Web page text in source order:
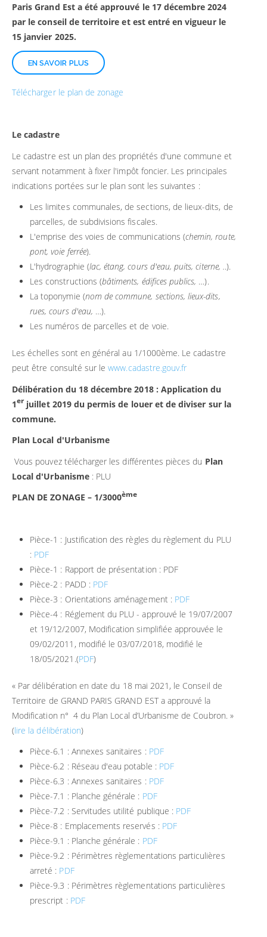
Paris Grand Est a été approuvé le 17 décembre 2024
par le conseil de territoire et est entré en vigueur le
15 janvier 2025.
EN SAVOIR PLUS
Télécharger le plan de zonage
Le cadastre
Le cadastre est un plan des propriétés d'une commune et
servant notamment à fixer l'impôt foncier. Les principales
indications portées sur le plan sont les suivantes :
Les limites communales, de sections, de lieux-dits, de
parcelles, de subdivisions fiscales.
L'emprise des voies de communications (chemin, route,
pont, voie ferrée).
L'hydrographie (lac, étang, cours d'eau, puits, citerne, ..).
Les constructions (bâtiments, édifices publics, …).
La toponymie (nom de commune, sections, lieux-dits,
rues, cours d'eau, …).
Les numéros de parcelles et de voie.
Les échelles sont en général au 1/1000ème. Le cadastre
peut être consulté sur lewww.cadastre.gouv.fr
Délibération du 18 décembre 2018 : Application du
1erjuillet 2019 du permis de louer et de diviser sur la
commune.
Plan Local d'Urbanisme
Vous pouvez télécharger les différentes pièces du Plan
Local d'Urbanisme: PLU
PLAN DE ZONAGE – 1/3000ème
Pièce-1 : Justification des règles du règlement du PLU
: PDF
Pièce-1 : Rapport de présentation : PDF
Pièce-2 : PADD : PDF
Pièce-3 : Orientations aménagement : PDF
Pièce-4 : Réglement du PLU - approuvé le 19/07/2007
et 19/12/2007, Modification simplifiée approuvée le
09/02/2011, modifié le 03/07/2018, modifié le
18/05/2021.(PDF)
« Par délibération en date du 18 mai 2021, le Conseil de
Territoire de GRAND PARIS GRAND EST a approuvé la
Modification n° 4 du Plan Local d’Urbanisme de Coubron. »
(lire la délibération)
Pièce-6.1 : Annexes sanitaires : PDF
Pièce-6.2 : Réseau d'eau potable : PDF
Pièce-6.3 : Annexes sanitaires : PDF
Pièce-7.1 : Planche générale : PDF
Pièce-7.2 : Servitudes utilité publique : PDF
Pièce-8 : Emplacements reservés : PDF
Pièce-9.1 : Planche générale : PDF
Pièce-9.2 : Périmètres règlementations particulières
arreté : PDF
Pièce-9.3 : Périmètres règlementations particulières
prescript : PDF